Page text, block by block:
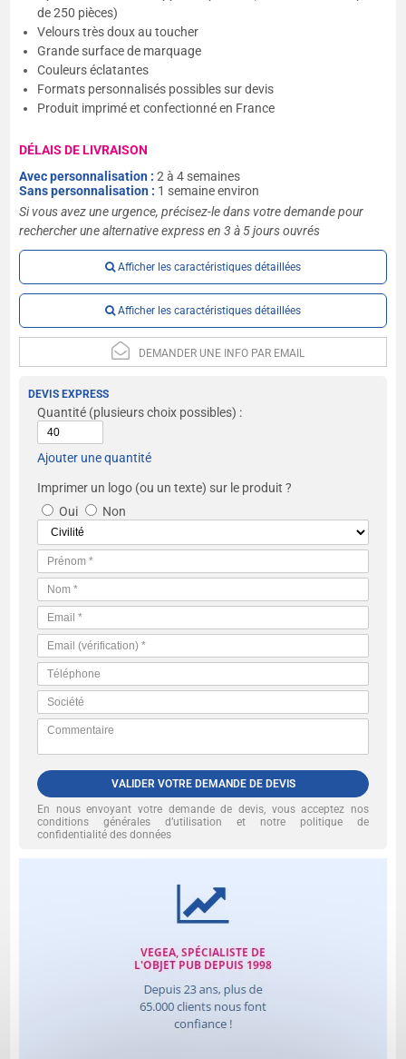
de 250 pièces)
Velours très doux au toucher
Grande surface de marquage
Couleurs éclatantes
Formats personnalisés possibles sur devis
Produit imprimé et confectionné en France
DÉLAIS DE LIVRAISON
Avec personnalisation :2 à 4 semaines
Sans personnalisation : 1 semaine environ
Si vous avez une urgence, précisez-le dans votre demande pour
rechercher une alternative express en 3 à 5 jours ouvrés
Afficher les caractéristiques détaillées
Afficher les caractéristiques détaillées
DEMANDER UNE INFO PAR EMAIL
DEVIS EXPRESS
Quantité (plusieurs choix possibles) :
Ajouter une quantité
Imprimer un logo (ou un texte) sur le produit ?
Oui
Non
VALIDER VOTRE DEMANDE DE DEVIS
En nous envoyant votre demande de devis, vous acceptez nos
conditions générales d’utilisation et notre politique de
confidentialité des données